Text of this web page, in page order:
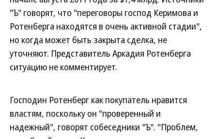
"Ъ" говорят, что "переговоры господ Керимова и
Ротенберга находятся в очень активной стадии",
но когда может быть закрыта сделка, не
уточняют. Представитель Аркадия Ротенберга
ситуацию не комментирует.
Господин Ротенберг как покупатель нравится
властям, поскольку он "проверенный и
надежный", говорят собеседники "Ъ". "Проблем,